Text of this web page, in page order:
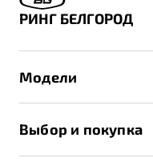
РИНГ БЕЛГОРОД
Модели
Выбор и покупка